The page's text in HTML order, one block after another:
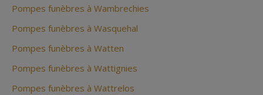
Pompes funèbres à Wambrechies
Pompes funèbres à Wasquehal
Pompes funèbres à Watten
Pompes funèbres à Wattignies
Pompes funèbres à Wattrelos